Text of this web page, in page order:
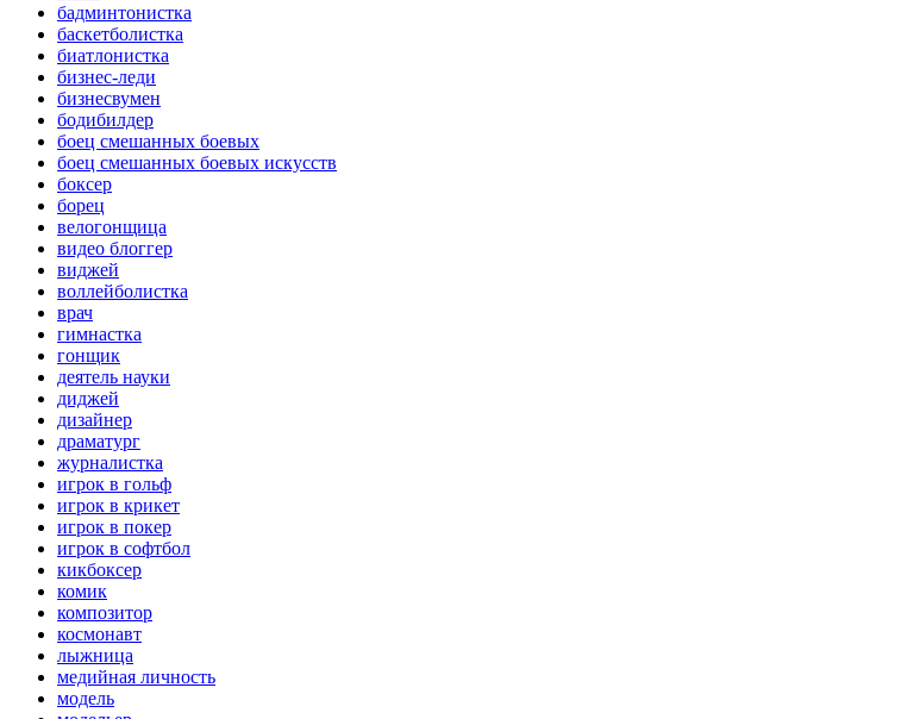
бадминтонистка
баскетболистка
биатлонистка
бизнес-леди
бизнесвумен
бодибилдер
боец смешанных боевых
боец смешанных боевых искусств
боксер
борец
велогонщица
видео блоггер
виджей
воллейболистка
врач
гимнастка
гонщик
деятель науки
диджей
дизайнер
драматург
журналистка
игрок в гольф
игрок в крикет
игрок в покер
игрок в софтбол
кикбоксер
комик
композитор
космонавт
лыжница
медийная личность
модель